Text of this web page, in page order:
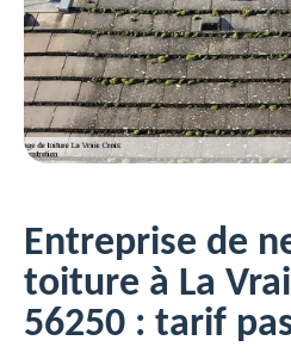
Entreprise de
toiture à La
56250 : tarif